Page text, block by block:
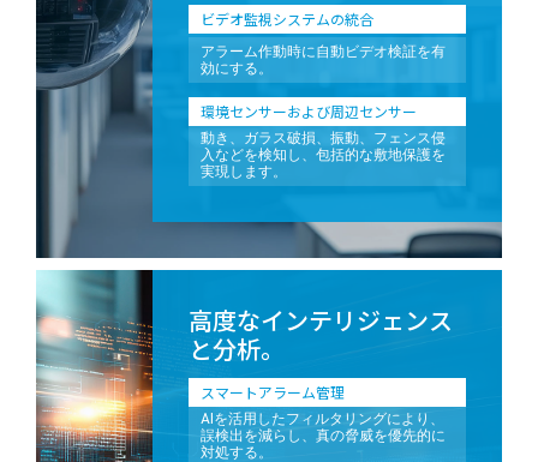
ビデオ監視システムの統合
アラーム作動時に自動ビデオ検証を有
効にする。
環境センサーおよび周辺センサー
動き、ガラス破損、振動、フェンス侵
入などを検知し、包括的な敷地保護を
実現します。
高度なインテリジェンス
と分析。
スマートアラーム管理
AIを活用したフィルタリングにより、
誤検出を減らし、真の脅威を優先的に
対処する。